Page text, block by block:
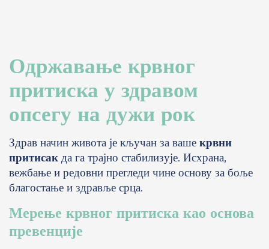
Одржавање крвног
притиска у здравом
опсегу на дужи рок
Здрав начин живота је кључан за ваше крвни
притисак да га трајно стабилизује. Исхрана,
вежбање и редовни прегледи чине основу за боље
благостање и здравље срца.
Мерење крвног притиска као основа
превенције